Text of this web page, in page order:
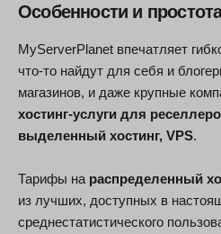
Особенности и
MyServerPlanet впечатляет
что-то найдут для себя и
магазинов, и даже крупные
хостинг-услуги для
выделенный хостинг, VPS.
Тарифы на распределенный
из лучших, доступных в
среднестатистического